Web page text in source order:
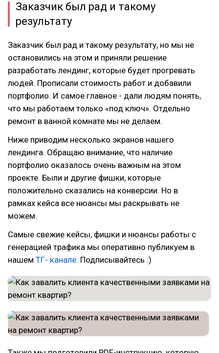
Заказчик был рад и такому
результату
Заказчик был рад и такому результату, но мы не
остановились на этом и приняли решение
разработать лендинг, которые будет прогревать
людей. Прописали стоимость работ и добавили
портфолио. И самое главное - дали людям понять,
что мы работаем только «под ключ». Отдельно
ремонт в ванной комнате мы не делаем.
Ниже приводим несколько экранов нашего
лендинга. Обращаю внимание, что наличие
портфолио оказалось очень важным на этом
проекте. Были и другие фишки, которые
положительно сказались на конверсии. Но в
рамках кейса все нюансы мы раскрывать не
можем.
Самые свежие кейсы, фишки и нюансы работы с
генерацией трафика мы оперативно публикуем в
нашем ТГ- канале. Подписывайтесь :)